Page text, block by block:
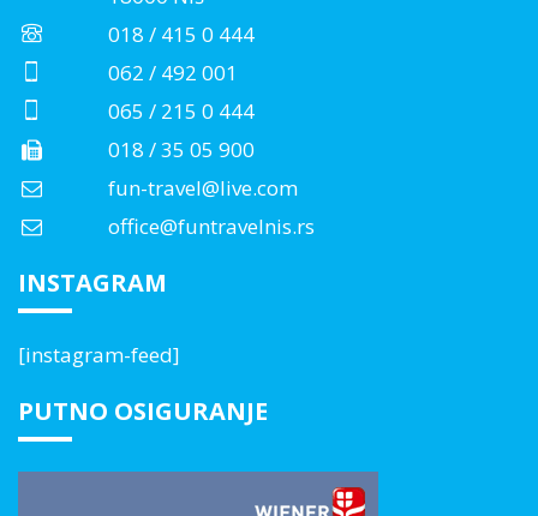
018 / 415 0 444
062 / 492 001
065 / 215 0 444
018 / 35 05 900
fun-travel@live.com
office@funtravelnis.rs
INSTAGRAM
[instagram-feed]
PUTNO OSIGURANJE